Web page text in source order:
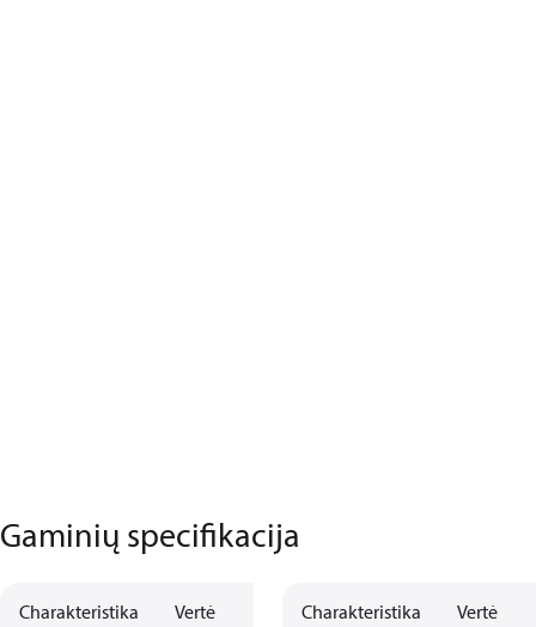
Gaminių specifikacija
Charakteristika Vertė Charakteristika Vertė